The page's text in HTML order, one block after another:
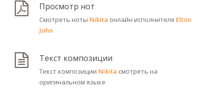
Просмотр нот
Смотреть ноты Nikita онлайн исполнителя Elton
John
Текст композиции
Текст композиции Nikita смотреть на
оригинальном языке